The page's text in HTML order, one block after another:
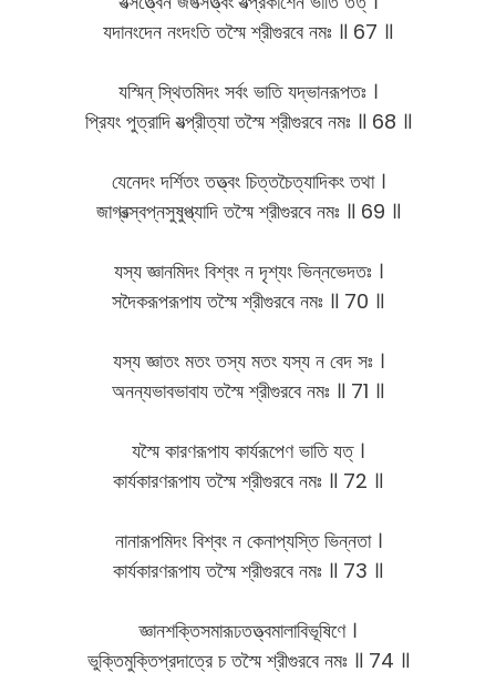
যদানংদেন নংদংতি তস্মৈ শ্রীগুরবে নমঃ ॥ 67 ॥
যস্মিন্ স্থিতমিদং সর্বং ভাতি যদ্ভানরূপতঃ ।
প্রিযং পুত্রাদি যত্প্রীত্যা তস্মৈ শ্রীগুরবে নমঃ ॥ 68 ॥
যেনেদং দর্শিতং তত্ত্বং চিত্তচৈত্যাদিকং তথা ।
জাগ্রত্স্বপ্নসুষুপ্ত্যাদি তস্মৈ শ্রীগুরবে নমঃ ॥ 69 ॥
যস্য জ্ঞানমিদং বিশ্বং ন দৃশ্যং ভিন্নভেদতঃ ।
সদৈকরূপরূপায তস্মৈ শ্রীগুরবে নমঃ ॥ 70 ॥
যস্য জ্ঞাতং মতং তস্য মতং যস্য ন বেদ সঃ ।
অনন্যভাবভাবায তস্মৈ শ্রীগুরবে নমঃ ॥ 71 ॥
যস্মৈ কারণরূপায কার্যরূপেণ ভাতি যত্ ।
কার্যকারণরূপায তস্মৈ শ্রীগুরবে নমঃ ॥ 72 ॥
নানারূপমিদং বিশ্বং ন কেনাপ্যস্তি ভিন্নতা ।
কার্যকারণরূপায তস্মৈ শ্রীগুরবে নমঃ ॥ 73 ॥
জ্ঞানশক্তিসমারূঢতত্ত্বমালাবিভূষিণে ।
ভুক্তিমুক্তিপ্রদাত্রে চ তস্মৈ শ্রীগুরবে নমঃ ॥ 74 ॥